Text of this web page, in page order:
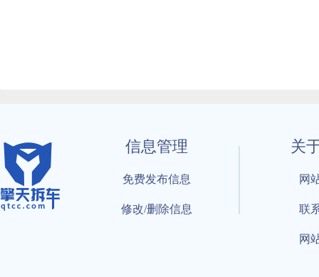
信息管理
免费发布信息
修改/删除信息
关
网
联
网